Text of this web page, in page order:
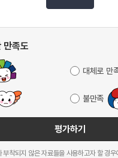
만족도
대체로 만
불만족
평가하기
부착되지 않은 자료들을 사용하고자 할 경